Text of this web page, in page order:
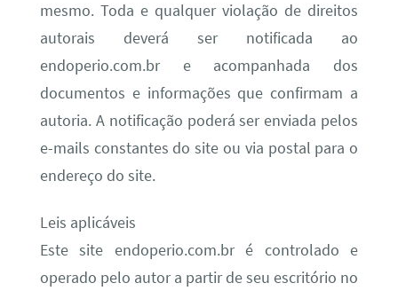
mesmo. Toda e qualquer violação de direitos
autorais deverá ser notificada ao
endoperio.com.br e acompanhada dos
documentos e informações que confirmam a
autoria. A notificação poderá ser enviada pelos
e-mails constantes do site ou via postal para o
endereço do site.
Leis aplicáveis
Este site endoperio.com.br é controlado e
operado pelo autor a partir de seu escritório no